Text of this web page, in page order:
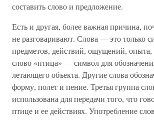
составить слово и предложение.
Есть и другая, более важная причина,
не разговаривают. Слова — это только
предметов, действий, ощущений,
слово «птица» — символ для
летающего объекта. Другие слова
форму, полет и пение. Третья группа
использована для передачи того, что
птице и ее действиях. Употребление